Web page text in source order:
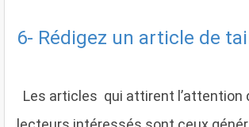
6- Rédigez un article de
Les articles qui attirent l’attention